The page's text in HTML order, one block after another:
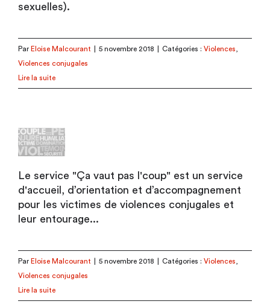
sexuelles).
Par Eloise Malcourant 5 novembre 2018 Catégories : Violences
Violences conjugales
Lire la suite
Le service "Ça vaut pas l'coup" est un service
d'accueil, d’orientation et d’accompagnement
pour les victimes de violences conjugales et
leur entourage...
Par Eloise Malcourant 5 novembre 2018 Catégories : Violences
Violences conjugales
Lire la suite